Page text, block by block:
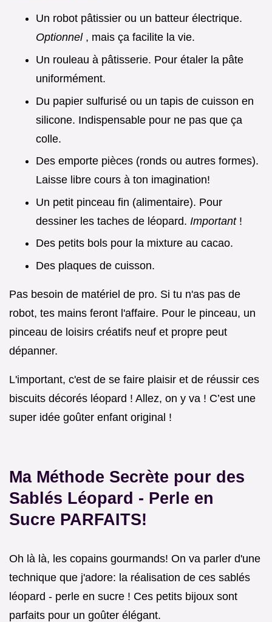
Un robot pâtissier ou un batteur électrique.
Optionnel , mais ça facilite la vie.
Un rouleau à pâtisserie. Pour étaler la pâte
uniformément.
Du papier sulfurisé ou un tapis de cuisson en
silicone. Indispensable pour ne pas que ça
colle.
Des emporte pièces (ronds ou autres formes).
Laisse libre cours à ton imagination!
Un petit pinceau fin (alimentaire). Pour
dessiner les taches de léopard. Important !
Des petits bols pour la mixture au cacao.
Des plaques de cuisson.
Pas besoin de matériel de pro. Si tu n'as pas de
robot, tes mains feront l'affaire. Pour le pinceau, un
pinceau de loisirs créatifs neuf et propre peut
dépanner.
L'important, c'est de se faire plaisir et de réussir ces
biscuits décorés léopard ! Allez, on y va ! C’est une
super idée goûter enfant original !
Ma Méthode Secrète pour des
Sablés Léopard - Perle en
Sucre PARFAITS!
Oh là là, les copains gourmands! On va parler d'une
technique que j'adore: la réalisation de ces sablés
léopard - perle en sucre ! Ces petits bijoux sont
parfaits pour un goûter élégant.